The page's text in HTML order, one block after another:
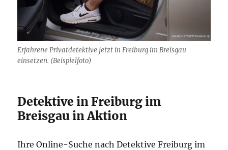
Erfahrene Privatdetektive jetzt in Freiburg im Breisgau
einsetzen. (Beispielfoto)
Detektive in Freiburg im
Breisgau in Aktion
Ihre Online-Suche nach Detektive Freiburg im